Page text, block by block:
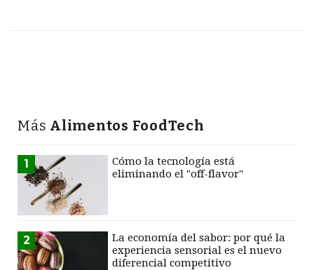
Más Alimentos FoodTech
1
Cómo la tecnología está
eliminando el "off-flavor"
2
La economía del sabor: por qué la
experiencia sensorial es el nuevo
diferencial competitivo